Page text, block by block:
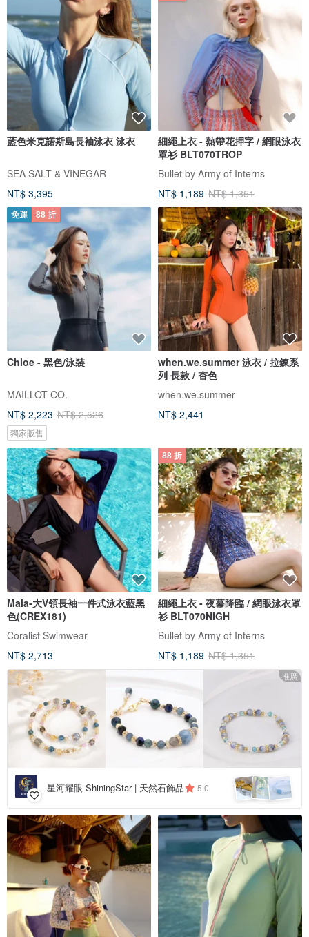
藍色米克諾斯島長袖泳衣 泳衣
SEA SALT & VINEGAR
NT$ 3,395
細繩上衣 - 熱帶花押字 / 網眼泳衣
罩衫 BLT070TROP
Bullet by Army of Interns
NT$ 1,189 NT$ 1,351
免運 88 折
Chloe - 黑色/泳裝
MAILLOT CO.
NT$ 2,223 NT$ 2,526
獨家販售
when.we.summer 泳衣 / 拉鍊系
列 長款 / 杏色
when.we.summer
NT$ 2,441
Maia-大V領長袖一件式泳衣藍黑
色(CREX181)
Coralist Swimwear
NT$ 2,713
88 折
細繩上衣 - 夜幕降臨 / 網眼泳衣罩
衫 BLT070NIGH
Bullet by Army of Interns
NT$ 1,189 NT$ 1,351
推廣
星河耀眼 ShiningStar | 天然石飾品 5.0